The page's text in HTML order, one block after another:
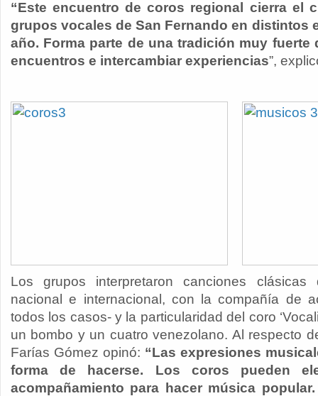
“Este encuentro de coros regional cierra el
grupos vocales de San Fernando en distintos
año. Forma parte de una tradición muy fuerte
encuentros e intercambiar experiencias”,
Los grupos interpretaron canciones clásicas
nacional e internacional, con la compañía de
todos los casos- y la particularidad del coro
un bombo y un cuatro venezolano. Al respecto
Farías Gómez opinó: “Las expresiones
forma de hacerse. Los coros pueden
acompañamiento para hacer música